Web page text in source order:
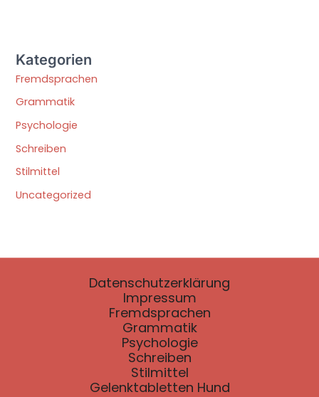
Kategorien
Fremdsprachen
Grammatik
Psychologie
Schreiben
Stilmittel
Uncategorized
Datenschutzerklärung
Impressum
Fremdsprachen
Grammatik
Psychologie
Schreiben
Stilmittel
Gelenktabletten Hund